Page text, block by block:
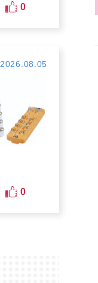
0
2026.08.05
0